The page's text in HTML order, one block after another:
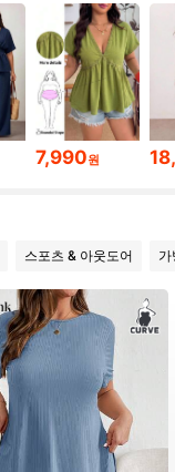
7,990원
스포츠 & 아웃도어